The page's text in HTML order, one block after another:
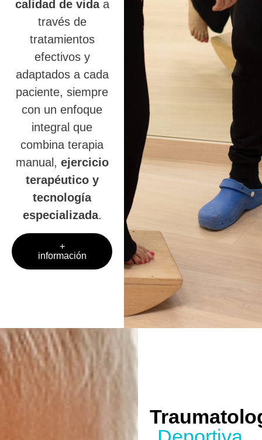
calidad de vidaa
través de
tratamientos
efectivos y
adaptados a cada
paciente, siempre
con un enfoque
integral que
combina terapia
manual, ejercicio
terapéutico y
tecnología
especializada.
+
información